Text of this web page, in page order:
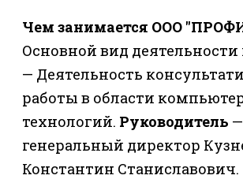
Чем занимается ООО
Основной вид
— Деятельность
работы в области
технологий. Руководитель —
генеральный директор
Константин Станиславович.